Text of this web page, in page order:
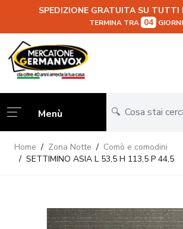
SPEDIZIONE GRATUITA SU
TERMINA TRA 04 GIORNI
Salta al contenuto
Menù
Home / Zona Notte / Comò e comodini
/ SETTIMINO ASIA L 53,5 H 113,5 P 44,5